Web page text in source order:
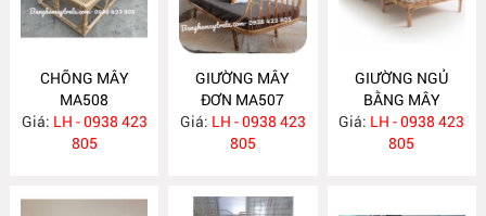
CHÕNG MÂY
MA508
Giá: LH - 0938 423
805
GIƯỜNG MÂY
ĐƠN MA507
Giá: LH - 0938 423
805
GIƯỜNG NGỦ
BẰNG MÂY
MA506
Giá: LH - 0938 423
805